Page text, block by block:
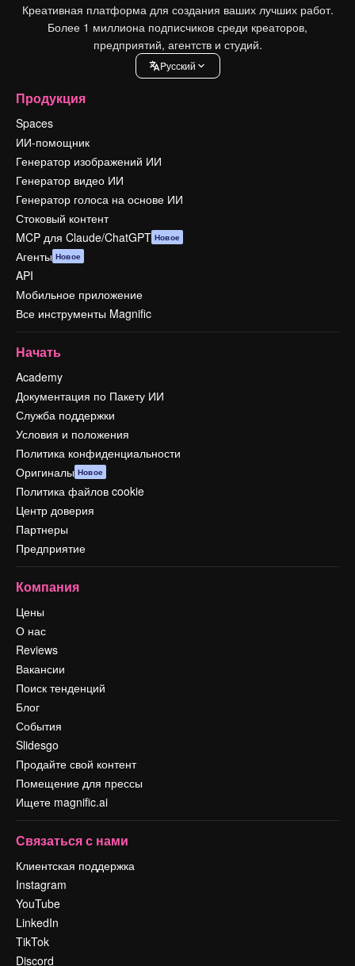
Креативная платформа для создания ваших лучших работ.
Более 1 миллиона подписчиков среди креаторов,
предприятий, агентств и студий.
Pусский
Продукция
Spaces
ИИ-помощник
Генератор изображений ИИ
Генератор видео ИИ
Генератор голоса на основе ИИ
Стоковый контент
MCP для Claude/ChatGPT Новое
Агенты Новое
API
Мобильное приложение
Все инструменты Magnific
Начать
Academy
Документация по Пакету ИИ
Служба поддержки
Условия и положения
Политика конфиденциальности
Оригиналы Новое
Политика файлов cookie
Центр доверия
Партнеры
Предприятие
Компания
Цены
О нас
Reviews
Вакансии
Поиск тенденций
Блог
События
Slidesgo
Продайте свой контент
Помещение для прессы
Ищете magnific.ai
Связаться с нами
Клиентская поддержка
Instagram
YouTube
LinkedIn
TikTok
Discord